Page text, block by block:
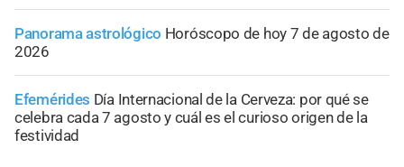
Panorama astrológico Horóscopo de hoy 7 de agosto de
2026
Efemérides Día Internacional de la Cerveza: por qué se
celebra cada 7 agosto y cuál es el curioso origen de la
festividad